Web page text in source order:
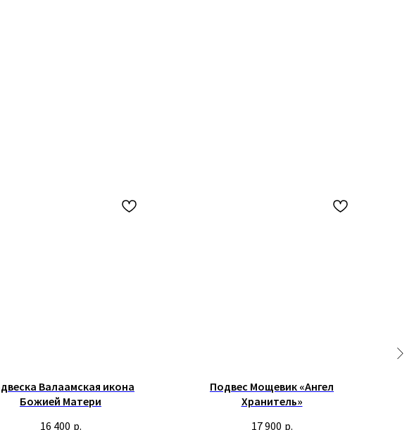
Валаамская икона
Божией Матери
16 400 р.
Подвес Мощевик «Ангел
Хранитель»
17 900 р.